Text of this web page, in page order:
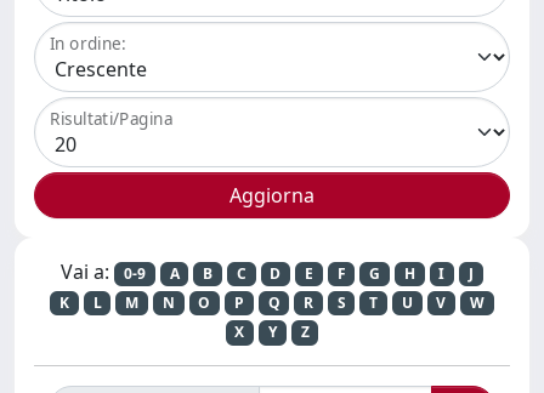
In ordine:
Risultati/Pagina
Vai a: 0-9 A B C D E F G H I
J
K
L M N O P Q R S T U V
W
X
Y Z